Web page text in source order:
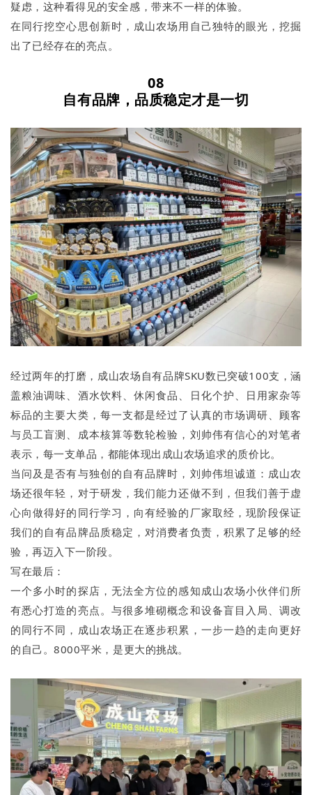
疑虑，这种看得见的安全感，带来不一样的体验。
在同行挖空心思创新时，成山农场用自己独特的眼光，挖掘
出了已经存在的亮点。
08
自有品牌，品质稳定才是一切
经过两年的打磨，成山农场自有品牌SKU数已突破100支，涵
盖粮油调味、酒水饮料、休闲食品、日化个护、日用家杂等
标品的主要大类，每一支都是经过了认真的市场调研、顾客
与员工盲测、成本核算等数轮检验，刘帅伟有信心的对笔者
表示，每一支单品，都能体现出成山农场追求的质价比。
当问及是否有与独创的自有品牌时，刘帅伟坦诚道：成山农
场还很年轻，对于研发，我们能力还做不到，但我们善于虚
心向做得好的同行学习，向有经验的厂家取经，现阶段保证
我们的自有品牌品质稳定，对消费者负责，积累了足够的经
验，再迈入下一阶段。
写在最后：
一个多小时的探店，无法全方位的感知成山农场小伙伴们所
有悉心打造的亮点。与很多堆砌概念和设备盲目入局、调改
的同行不同，成山农场正在逐步积累，一步一趋的走向更好
的自己。8000平米，是更大的挑战。